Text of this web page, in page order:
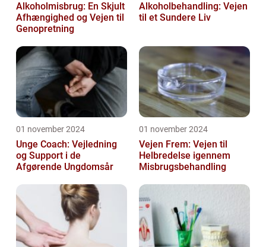
Alkoholmisbrug: En Skjult
Afhængighed og Vejen til
Genopretning
Alkoholbehandling: Vejen
til et Sundere Liv
01 november 2024
Unge Coach: Vejledning
og Support i de
Afgørende Ungdomsår
01 november 2024
Vejen Frem: Vejen til
Helbredelse igennem
Misbrugsbehandling